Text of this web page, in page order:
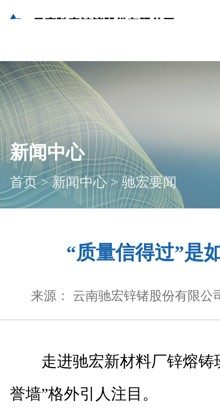
新闻中心
首页>新闻中心 >驰宏要闻
“质量信得过”是
来源： 云南驰宏锌锗股份有限公
走进驰宏新材料厂锌熔铸
誉墙”格外引人注目。